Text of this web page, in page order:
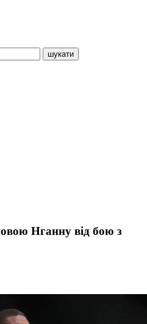
Нганну від бою з